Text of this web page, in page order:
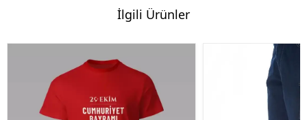
İlgili Ürünler